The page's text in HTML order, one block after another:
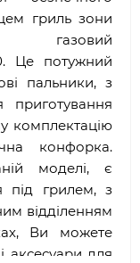
гриль зони
Це потужний
пальники, з
комплектацію
конфорка.
моделі, є
під грилем, з
відділенням
Ви можете
аксесуари для